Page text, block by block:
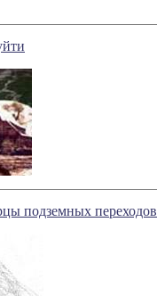
подземных переходов